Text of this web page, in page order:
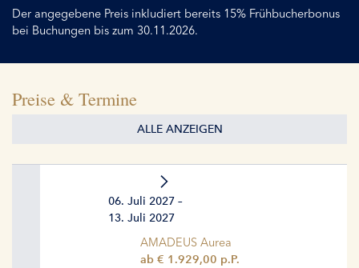
Der angegebene Preis inkludiert bereits 15% Frühbucherbonus
bei Buchungen bis zum 30.11.2026.
Preise & Termine
ALLE ANZEIGEN
06. Juli 2027 –
13. Juli 2027
AMADEUS Aurea
ab € 1.929,00 p.P.